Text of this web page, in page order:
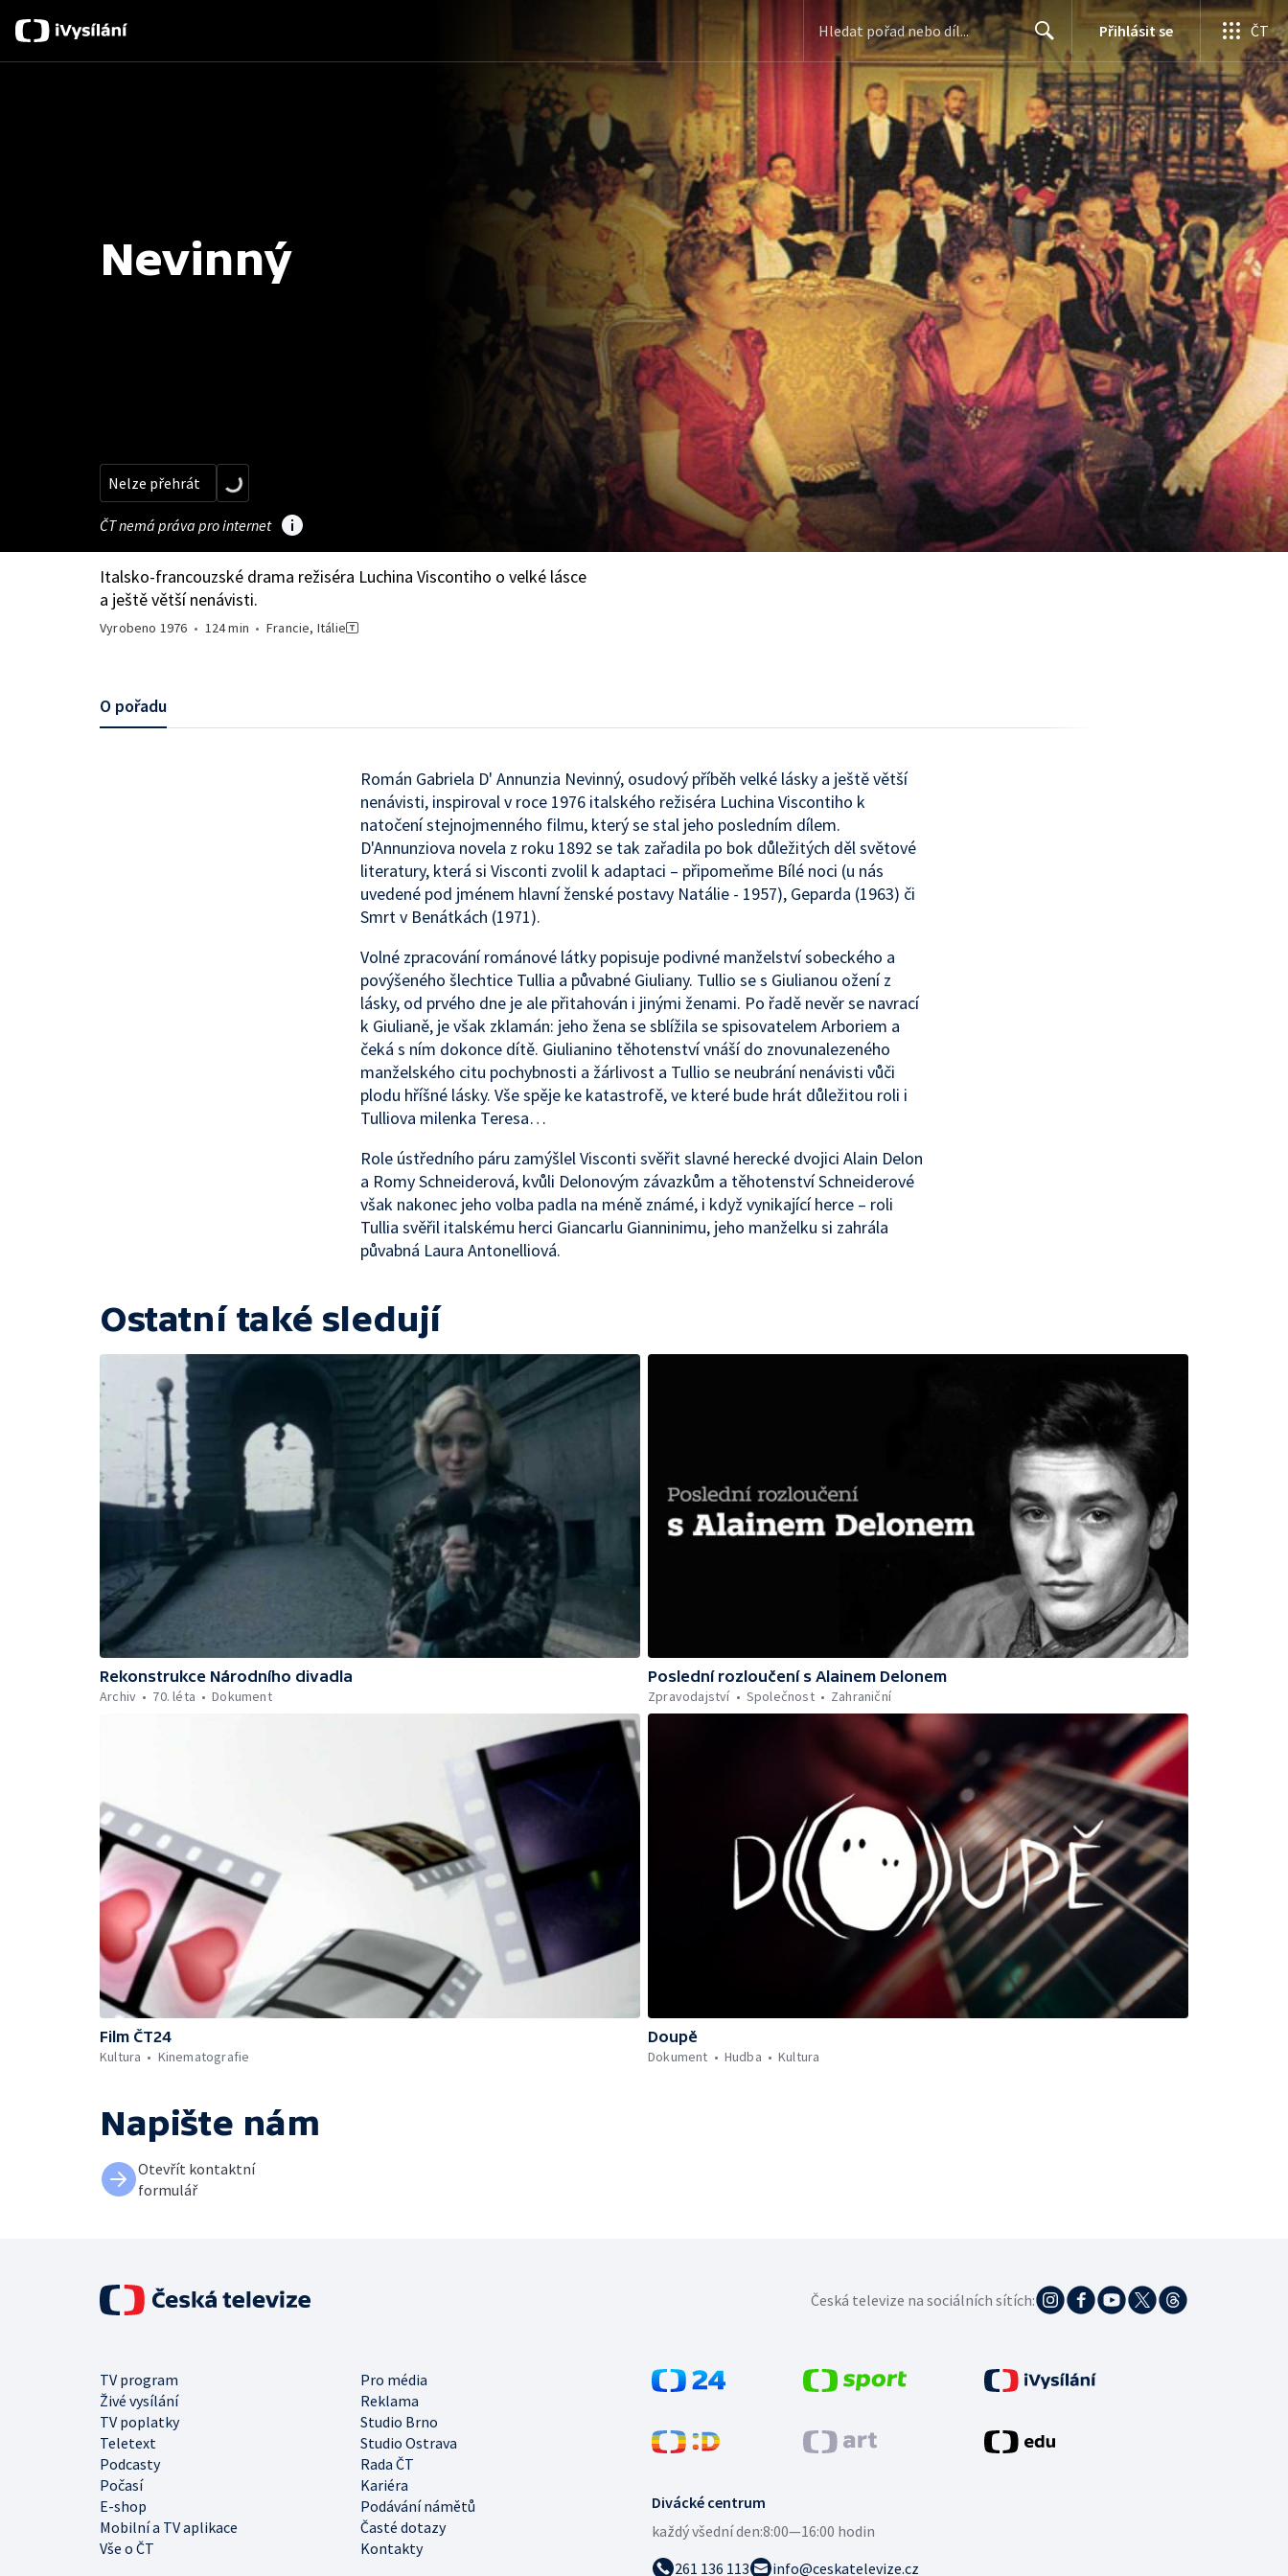
Search
Přihlásit se ČT
Nevinný
Nelze přehrát
ČT nemá práva pro internet
Italsko-francouzské drama režiséra Luchina Viscontiho o velké lásce
a ještě větší nenávisti.
Vyrobeno 1976 • 124 min •Francie, Itálie
O pořadu
Román Gabriela D' Annunzia Nevinný, osudový příběh velké lásky a ještě větší
nenávisti, inspiroval v roce 1976 italského režiséra Luchina Viscontiho k
natočení stejnojmenného filmu, který se stal jeho posledním dílem.
D'Annunziova novela z roku 1892 se tak zařadila po bok důležitých děl světové
literatury, která si Visconti zvolil k adaptaci – připomeňme Bílé noci (u nás
uvedené pod jménem hlavní ženské postavy Natálie - 1957), Geparda (1963) či
Smrt v Benátkách (1971).
Volné zpracování románové látky popisuje podivné manželství sobeckého a
povýšeného šlechtice Tullia a půvabné Giuliany. Tullio se s Giulianou ožení z
lásky, od prvého dne je ale přitahován i jinými ženami. Po řadě nevěr se navrací
k Giulianě, je však zklamán: jeho žena se sblížila se spisovatelem Arboriem a
čeká s ním dokonce dítě. Giulianino těhotenství vnáší do znovunalezeného
manželského citu pochybnosti a žárlivost a Tullio se neubrání nenávisti vůči
plodu hříšné lásky. Vše spěje ke katastrofě, ve které bude hrát důležitou roli i
Tulliova milenka Teresa…
Role ústředního páru zamýšlel Visconti svěřit slavné herecké dvojici Alain Delon
a Romy Schneiderová, kvůli Delonovým závazkům a těhotenství Schneiderové
však nakonec jeho volba padla na méně známé, i když vynikající herce – roli
Tullia svěřil italskému herci Giancarlu Gianninimu, jeho manželku si zahrála
půvabná Laura Antonelliová.
Ostatní také sledují
Rekonstrukce Národního divadla
Archiv
70. léta Dokument
Poslední rozloučení s Alainem Delonem
Zpravodajství
Společnost Zahraniční
Film ČT24
Kultura
Kinematografie
Doupě
Dokument
Hudba Kultura
Napište nám
Otevřít kontaktní
formulář
Divácké centrum
každý všední den:8:00—16:00 hodin
261 136 113
info@ceskatelevize.cz
TV program
Pro média
Živé vysílání
Reklama
TV poplatky
Studio Brno
Teletext
Studio Ostrava
Podcasty
Rada ČT
Počasí
Kariéra
E-shop
Podávání námětů
Mobilní a TV aplikace
Časté dotazy
Vše o ČT
Kontakty
Česká televize na sociálních sítích: